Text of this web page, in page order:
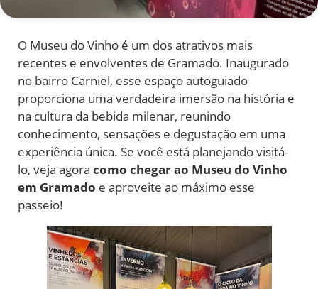
O Museu do Vinho é um dos atrativos mais
recentes e envolventes de Gramado. Inaugurado
no bairro Carniel, esse espaço autoguiado
proporciona uma verdadeira imersão na história e
na cultura da bebida milenar, reunindo
conhecimento, sensações e degustação em uma
experiência única. Se você está planejando visitá-
lo, veja agora como chegar ao Museu do Vinho
em Gramado e aproveite ao máximo esse
passeio!